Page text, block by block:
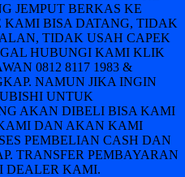
JEMPUT BERKAS KE
KAMI BISA DATANG, TIDAK
TIDAK USAH CAPEK
HUBUNGI KAMI KLIK
0812 8117 1983 &
NAMUN JIKA INGIN
UNTUK
AKAN DIBELI BISA KAMI
DAN AKAN KAMI
PEMBELIAN CASH DAN
TRANSFER PEMBAYARAN
DEALER KAMI.